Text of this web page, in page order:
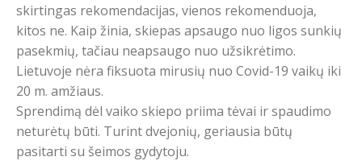
skirtingas rekomendacijas, vienos rekomenduoja,
kitos ne. Kaip žinia, skiepas apsaugo nuo ligos sunkių
pasekmių, tačiau neapsaugo nuo užsikrėtimo.
Lietuvoje nėra fiksuota mirusių nuo Covid-19 vaikų iki
20 m. amžiaus.
Sprendimą dėl vaiko skiepo priima tėvai ir spaudimo
neturėtų būti. Turint dvejonių, geriausia būtų
pasitarti su šeimos gydytoju.